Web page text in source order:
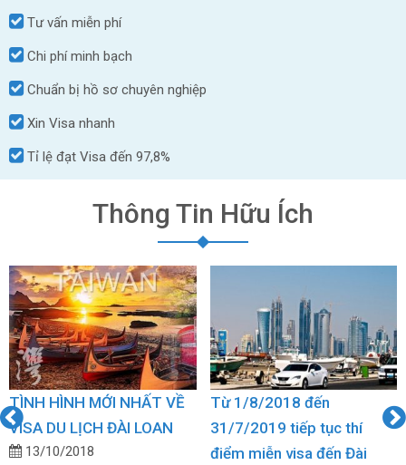
Tư vấn miễn phí
Chi phí minh bạch
Chuẩn bị hồ sơ chuyên nghiệp
Xin Visa nhanh
Tỉ lệ đạt Visa đến 97,8%
Thông Tin Hữu Ích
TÌNH HÌNH MỚI NHẤT VỀ
VISA DU LỊCH ĐÀI LOAN
13/10/2018
Từ 1/8/2018 đến
31/7/2019 tiếp tục thí
điểm miễn visa đến Đài